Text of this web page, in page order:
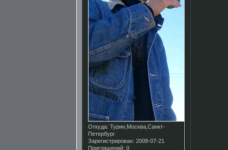
Откуда: Турин,Москва,Санкт-
Петербург
Зарегистрирован: 2008-07-21
Приглашений: 0